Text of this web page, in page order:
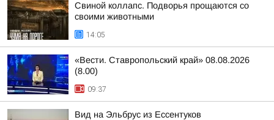
Свиной коллапс. Подворья прощаются со
своими животными
14:05
«Вести. Ставропольский край» 08.08.2026
(8.00)
09:37
Вид на Эльбрус из Ессентуков